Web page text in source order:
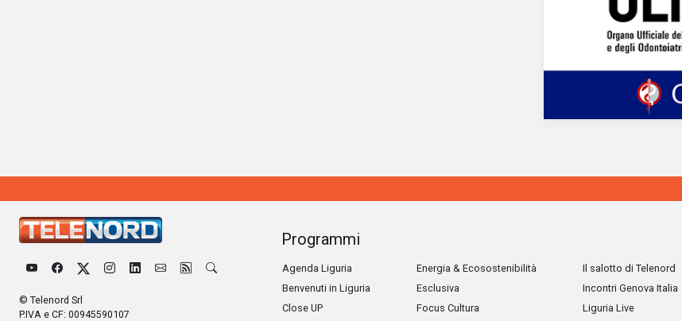
© Telenord Srl
P.IVA e CF: 00945590107
Programmi
Agenda Liguria
Benvenuti in Liguria
Close UP
Energia & Ecosostenibilità
Esclusiva
Focus Cultura
Il salotto di Telenord
Incontri Genova Italia
Liguria Live